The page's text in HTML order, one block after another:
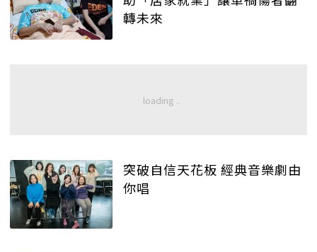
轉未來
突破自信天花板 經典音樂劇由
你唱